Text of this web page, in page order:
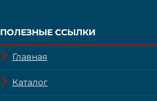
ПОЛЕЗНЫЕ ССЫЛКИ
Главная
Каталог